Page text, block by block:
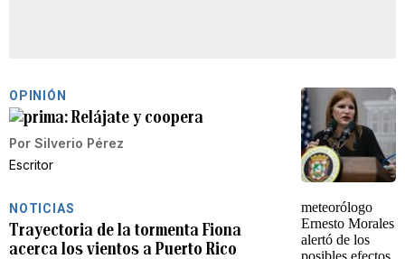
OPINIÓN
Relájate y coopera
Por Silverio Pérez
Escritor
NOTICIAS
Trayectoria de la tormenta Fiona
acerca los vientos a Puerto Rico